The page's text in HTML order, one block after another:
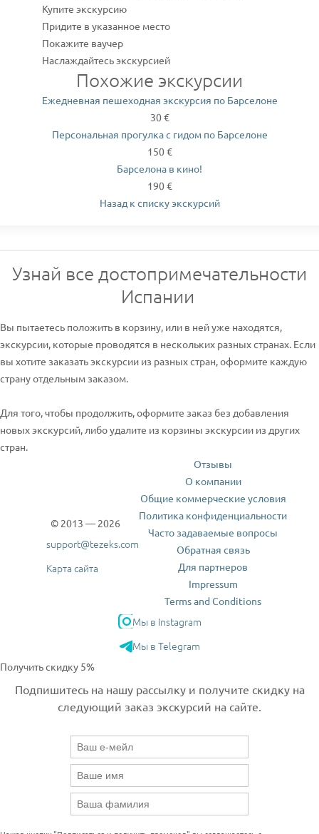
Купите экскурсию
Придите в указанное место
Покажите ваучер
Наслаждайтесь экскурсией
Похожие экскурсии
Ежедневная пешеходная экскурсия по Барселоне
30 €
Персональная прогулка с гидом по Барселоне
150 €
Барселона в кино!
190 €
Назад к списку экскурсий
Узнай все достопримечательности
Испании
Вы пытаетесь положить в корзину, или в ней уже находятся,
экскурсии, которые проводятся в нескольких разных странах. Если
вы хотите заказать экскурсии из разных стран, оформите каждую
страну отдельным заказом.
Для того, чтобы продолжить, оформите заказ без добавления
новых экскурсий, либо удалите из корзины экскурсии из других
стран.
© 2013 — 2026
support@tezeks.com
Карта сайта
Отзывы
О компании
Общие коммерческие условия
Политика конфиденциальности
Часто задаваемые вопросы
Обратная связь
Для партнеров
Impressum
Terms and Conditions
Мы в Instagram
Мы в Telegram
Получить скидку 5%
Подпишитесь на нашу рассылку и получите скидку на
следующий заказ экскурсий на сайте.